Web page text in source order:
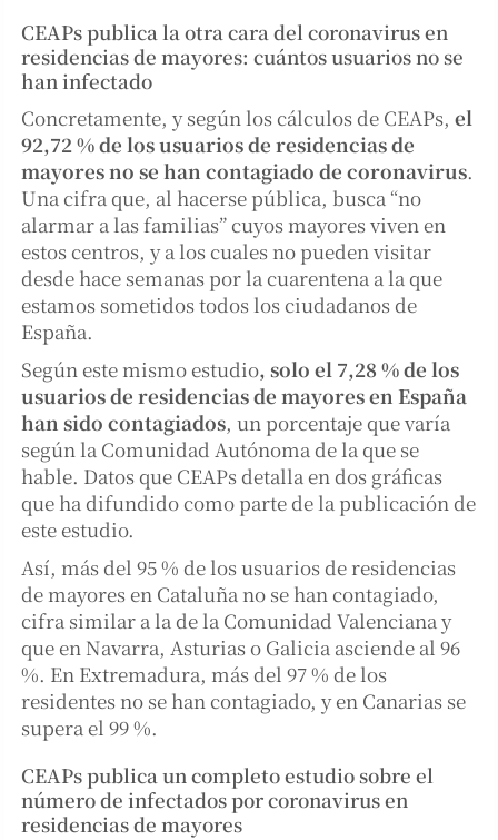
CEAPs publica la otra cara del coronavirus en
residencias de mayores: cuántos usuarios no se
han infectado
Concretamente, y según los cálculos de CEAPs, el
92,72 % de los usuarios de residencias de
mayores no se han contagiado de coronavirus.
Una cifra que, al hacerse pública, busca “no
alarmar a las familias” cuyos mayores viven en
estos centros, y a los cuales no pueden visitar
desde hace semanas por la cuarentena a la que
estamos sometidos todos los ciudadanos de
España.
Según este mismo estudio, solo el 7,28 % de los
usuarios de residencias de mayores en España
han sido contagiados, un porcentaje que varía
según la Comunidad Autónoma de la que se
hable. Datos que CEAPs detalla en dos gráficas
que ha difundido como parte de la publicación de
este estudio.
Así, más del 95 % de los usuarios de residencias
de mayores en Cataluña no se han contagiado,
cifra similar a la de la Comunidad Valenciana y
que en Navarra, Asturias o Galicia asciende al 96
%. En Extremadura, más del 97 % de los
residentes no se han contagiado, y en Canarias se
supera el 99 %.
CEAPs publica un completo estudio sobre el
número de infectados por coronavirus en
residencias de mayores